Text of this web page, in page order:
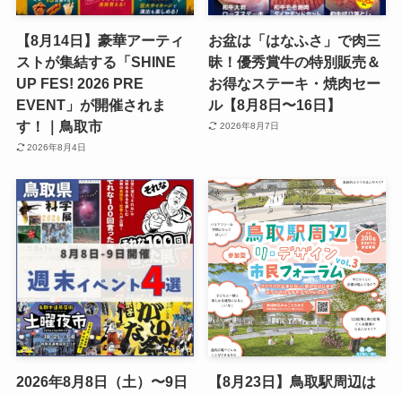
【8月14日】豪華アーティ
ストが集結する「SHINE
UP FES! 2026 PRE
EVENT」が開催されま
す！｜鳥取市
2026年8月4日
お盆は「はなふさ」で肉三
昧！優秀賞牛の特別販売＆
お得なステーキ・焼肉セー
ル【8月8日〜16日】
2026年8月7日
2026年8月8日（土）〜9日
【8月23日】鳥取駅周辺は